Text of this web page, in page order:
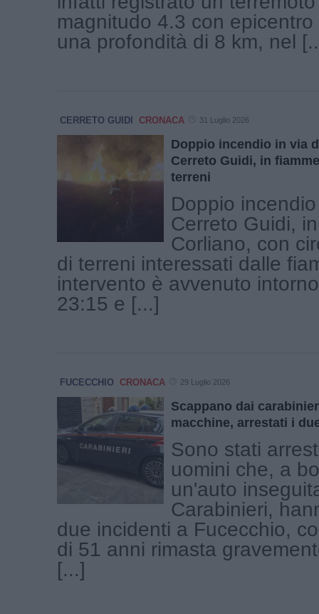
magnitudo 4.3 con
una profondità di 8 km, nel
CERRETO GUIDI CRONACA 31 Luglio 2026
Doppio incendio in via
Cerreto Guidi, in
terreni
Doppio
Cerreto Guidi,
Corliano, con
di terreni interessati dalle
intervento è avvenuto
23:15 e [...]
FUCECCHIO CRONACA 29 Luglio 2026
Scappano dai
macchine, arrestati i
Sono stati
uomini che, a
un'auto
Carabinieri,
due incidenti a Fucecchio,
di 51 anni rimasta
[...]